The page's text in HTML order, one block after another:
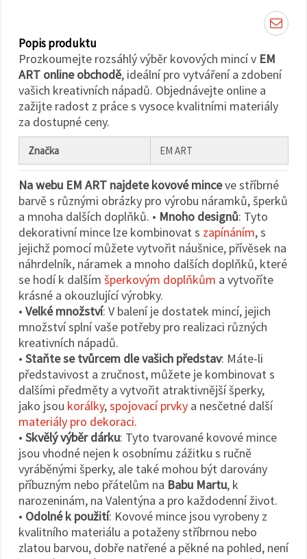
Popis produktu
Prozkoumejte rozsáhlý výběr kovových mincí v EM
ART online obchodě, ideální pro vytváření a zdobení
vašich kreativních nápadů. Objednávejte online a
zažijte radost z práce s vysoce kvalitními materiály
za dostupné ceny.
Značka EM ART
Na webu EM ART najdete kovové minceve stříbrné
barvě s různými obrázky pro výrobu náramků, šperků
a mnoha dalších doplňků. • Mnoho designů: Tyto
dekorativní mince lze kombinovat s zapínáním, s
jejichž pomocí můžete vytvořit náušnice, přívěsek na
náhrdelník, náramek a mnoho dalších doplňků, které
se hodí k dalším šperkovým doplňkům a vytvoříte
krásné a okouzlující výrobky.
• Velké množství: V balení je dostatek mincí, jejich
množství splní vaše potřeby pro realizaci různých
kreativních nápadů.
• Staňte se tvůrcem dle vašich představ: Máte-li
představivost a zručnost, můžete je kombinovat s
dalšími předměty a vytvořit atraktivnější šperky,
jako jsou korálky,spojovací prvky a nesčetné další
materiály pro dekoraci.
• Skvělý výběr dárku: Tyto tvarované kovové mince
jsou vhodné nejen k osobnímu zážitku s ručně
vyráběnými šperky, ale také mohou být darovány
příbuzným nebo přátelům na Babu Martu, k
narozeninám, na Valentýna a pro každodenní život.
• Odolné k použití: Kovové mince jsou vyrobeny z
kvalitního materiálu a potaženy stříbrnou nebo
zlatou barvou, dobře natřené a pěkné na pohled, není